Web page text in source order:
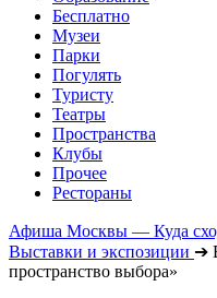
Бесплатно
Музеи
Парки
Погулять
Туристу
Театры
Пространства
Клубы
Прочее
Рестораны
Афиша Москвы — Куда
Выставки и экспозиции ➔
пространство выбора»